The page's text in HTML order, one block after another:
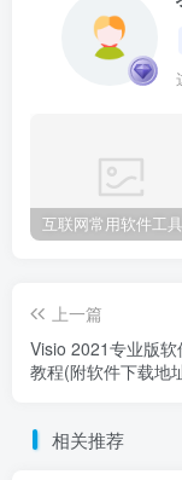
上一篇
Visio 2021专业版软
教程(附软件下载地
相关推荐